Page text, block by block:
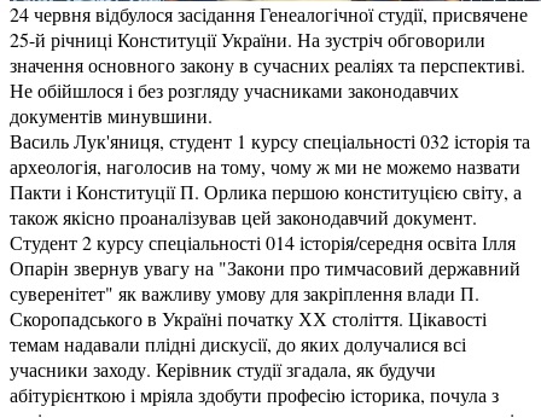
24 червня відбулося засідання Генеалогічної студії, присвячене
25-й річниці Конституції України. На зустріч обговорили
значення основного закону в сучасних реаліях та перспективі.
Не обійшлося і без розгляду учасниками законодавчих
документів минувшини.
Василь Лук'яниця, студент 1 курсу спеціальності 032 історія та
археологія, наголосив на тому, чому ж ми не можемо назвати
Пакти і Конституції П. Орлика першою конституцією світу, а
також якісно проаналізував цей законодавчий документ.
Студент 2 курсу спеціальності 014 історія/середня освіта Ілля
Опарін звернув увагу на "Закони про тимчасовий державний
суверенітет" як важливу умову для закріплення влади П.
Скоропадського в Україні початку ХХ століття. Цікавості
темам надавали плідні дискусії, до яких долучалися всі
учасники заходу. Керівник студії згадала, як будучи
абітурієнткою і мріяла здобути професію історика, почула з